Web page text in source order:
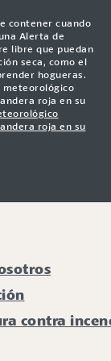
contener cuando
Alerta de
libre que puedan
seca, como el
hogueras.
meteorológico
roja en su
roja en su
contra